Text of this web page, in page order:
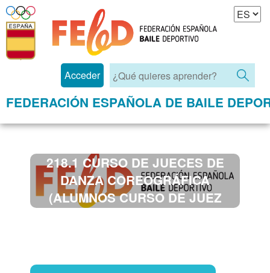
Acceder
FEDERACIÓN ESPAÑOLA DE BAILE
218.1 CURSO DE JUECES DE
DANZA COREOGRÁFICA
(ALUMNOS CURSO DE JUEZ